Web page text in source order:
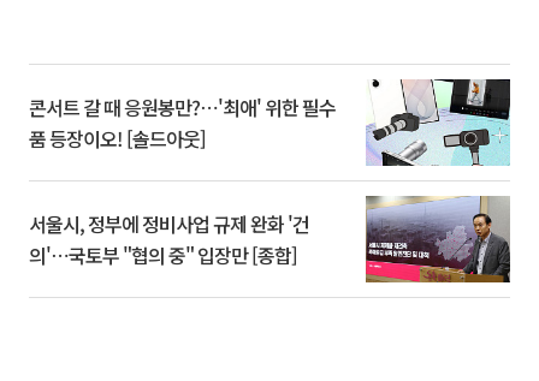
콘서트 갈 때 응원봉만?⋯'최애' 위한 필수
품 등장이오! [솔드아웃]
서울시, 정부에 정비사업 규제 완화 '건
의'⋯국토부 "협의 중" 입장만 [종합]